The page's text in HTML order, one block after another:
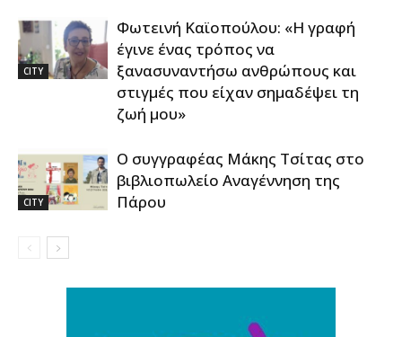
CITY
Φωτεινή Καϊοπούλου: «Η γραφή
έγινε ένας τρόπος να
ξανασυναντήσω ανθρώπους και
στιγμές που είχαν σημαδέψει τη
ζωή μου»
CITY
Ο συγγραφέας Μάκης Τσίτας στο
βιβλιοπωλείο Αναγέννηση της
Πάρου